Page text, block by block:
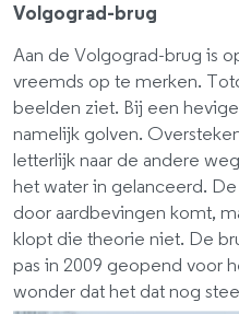
Volgograd-brug
Aan de Volgograd-brug is
vreemds op te merken.
beelden ziet. Bij een
namelijk golven.
letterlijk naar de andere
het water in gelanceerd.
door aardbevingen komt,
klopt die theorie niet. De
pas in 2009 geopend voor
wonder dat het dat nog